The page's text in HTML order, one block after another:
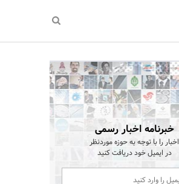
خبرنامه اخبار رسمی
اخبار را با توجه به حوزه موردنظر
در ایمیل خود دریافت کنید